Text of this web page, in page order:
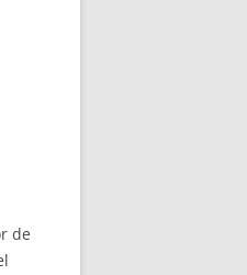
de